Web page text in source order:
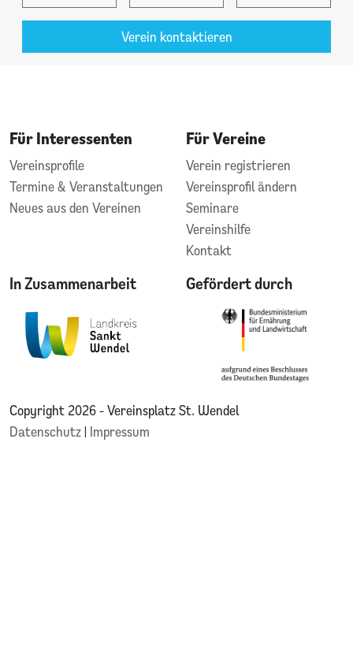
Verein kontaktieren
Für Interessenten
Vereinsprofile
Termine & Veranstaltungen
Neues aus den Vereinen
Für Vereine
Verein registrieren
Vereinsprofil ändern
Seminare
Vereinshilfe
Kontakt
In Zusammenarbeit Gefördert durch
Copyright 2026 - Vereinsplatz St. Wendel
Datenschutz| Impressum